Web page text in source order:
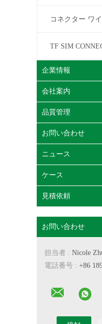
企業情報
会社案内
品質管理
お問い合わせ
ニュース
ケース
見積依頼
お問い合わせ
担当者 : Nicole
電話番号 : +86